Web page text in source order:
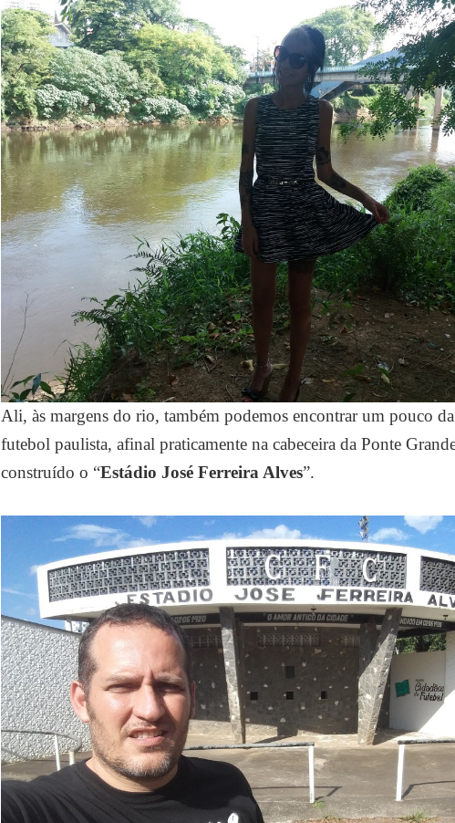
Ali, às margens do rio, também podemos encontrar um pouco
futebol paulista, afinal praticamente na cabeceira da Ponte
construído o “Estádio José Ferreira Alves”.